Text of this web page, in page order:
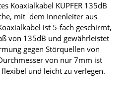
Koaxialkabel KUPFER 135dB
mit dem Innenleiter aus
ist 5-fach geschirmt,
von 135dB und gewährleistet
gegen Störquellen von
von nur 7mm ist
und leicht zu verlegen.